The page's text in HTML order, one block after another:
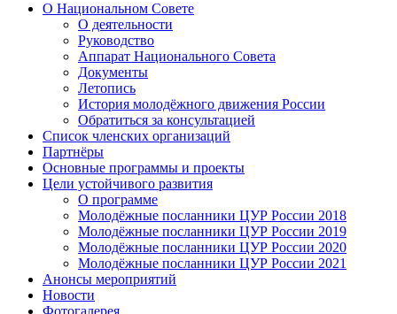
О Национальном Совете
О деятельности
Руководство
Аппарат Национального Совета
Документы
Летопись
История молодёжного движения России
Обратиться за консультацией
Список членских организаций
Партнёры
Основные программы и проекты
Цели устойчивого развития
О программе
Молодёжные посланники ЦУР России 2018
Молодёжные посланники ЦУР России 2019
Молодёжные посланники ЦУР России 2020
Молодёжные посланники ЦУР России 2021
Анонсы мероприятий
Новости
Фотогалерея